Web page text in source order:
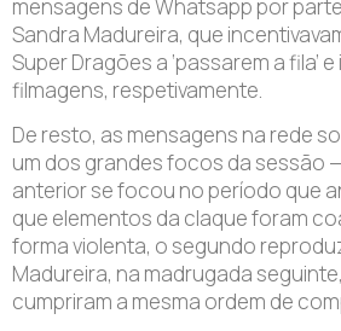
mensagens de Whatsapp por
Sandra Madureira, que
Super Dragões a ‘passarem a fila’
filmagens, respetivamente.
De resto, as mensagens na rede
um dos grandes focos da sessão
anterior se focou no período que
que elementos da claque foram
forma violenta, o segundo
Madureira, na madrugada
cumpriram a mesma ordem de